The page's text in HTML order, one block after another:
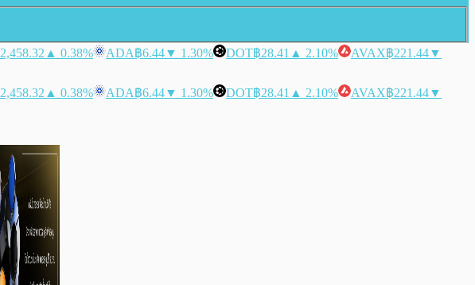
▲ 0.38% ADA฿6.44▼ 1.30% DOT฿28.41 ▲ 2.10% AVAX฿221.44▼
▲ 0.38% ADA฿6.44▼ 1.30% DOT฿28.41 ▲ 2.10% AVAX฿221.44▼